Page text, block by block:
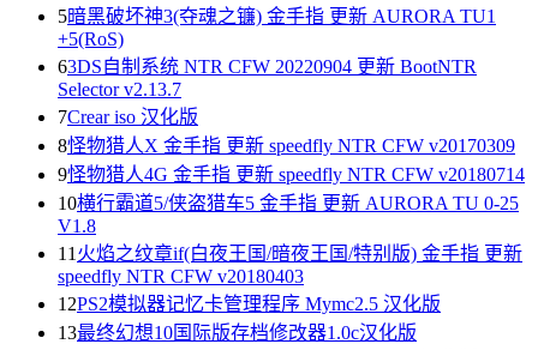
5暗黑破坏神3(夺魂之镰) 金手指 更新 AURORA TU1
+5(RoS)
63DS自制系统 NTR CFW 20220904 更新 BootNTR
Selector v2.13.7
7Crear iso 汉化版
8怪物猎人X 金手指 更新 speedfly NTR CFW v20170309
9怪物猎人4G 金手指 更新 speedfly NTR CFW v20180714
10横行霸道5/侠盗猎车5 金手指 更新 AURORA TU 0-25
V1.8
11火焰之纹章if(白夜王国/暗夜王国/特别版) 金手指 更新
speedfly NTR CFW v20180403
12PS2模拟器记忆卡管理程序 Mymc2.5 汉化版
13最终幻想10国际版存档修改器1.0c汉化版